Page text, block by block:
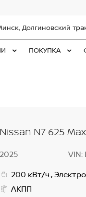
Долгиновский
ПОКУПКА
N7 625 Max
VIN:
200 кВт/ч.,
АКПП